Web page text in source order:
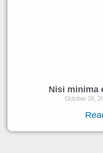
Nisi minima
October 26,